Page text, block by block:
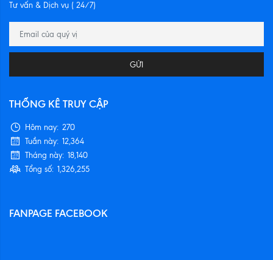
Tư vấn & Dịch vụ ( 24/7)
GỬI
THỐNG KÊ TRUY CẬP
Hôm nay: 270
Tuần này: 12,364
Tháng này: 18,140
Tổng số: 1,326,255
FANPAGE FACEBOOK